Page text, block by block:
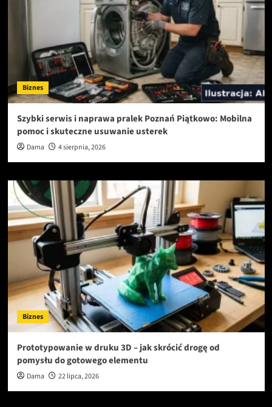
Biznes
Szybki serwis i naprawa pralek Poznań Piątkowo: Mobilna
pomoc i skuteczne usuwanie usterek
Dama 4 sierpnia, 2026
Biznes
Prototypowanie w druku 3D – jak skrócić drogę od
pomysłu do gotowego elementu
Dama 22 lipca, 2026